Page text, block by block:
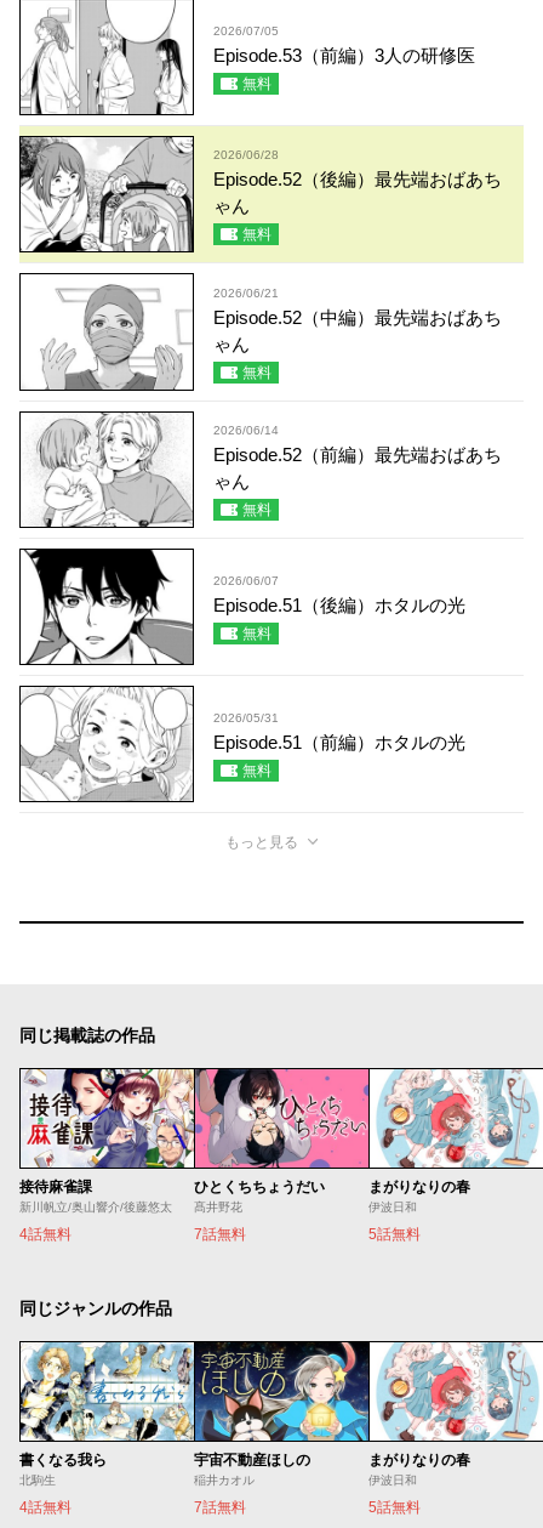
2026/07/05
Episode.53（前編）3人の研修医
無料
2026/06/28
Episode.52（後編）最先端おばあち
ゃん
無料
2026/06/21
Episode.52（中編）最先端おばあち
ゃん
無料
2026/06/14
Episode.52（前編）最先端おばあち
ゃん
無料
2026/06/07
Episode.51（後編）ホタルの光
無料
2026/05/31
Episode.51（前編）ホタルの光
無料
もっと見る
同じ掲載誌の作品
接待麻雀課
新川帆立/奥山響介/後藤悠太
4話無料
ひとくちちょうだい
髙井野花
7話無料
まがりなりの春
伊波日和
5話無料
同じジャンルの作品
書くなる我ら
北駒生
4話無料
宇宙不動産ほしの
稲井カオル
7話無料
まがりなりの春
伊波日和
5話無料